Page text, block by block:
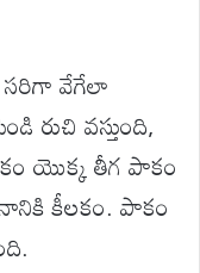
సరిగా వేగేలా
రుచి వస్తుంది,
యొక్క తీగ పాకం
కీలకం. పాకం